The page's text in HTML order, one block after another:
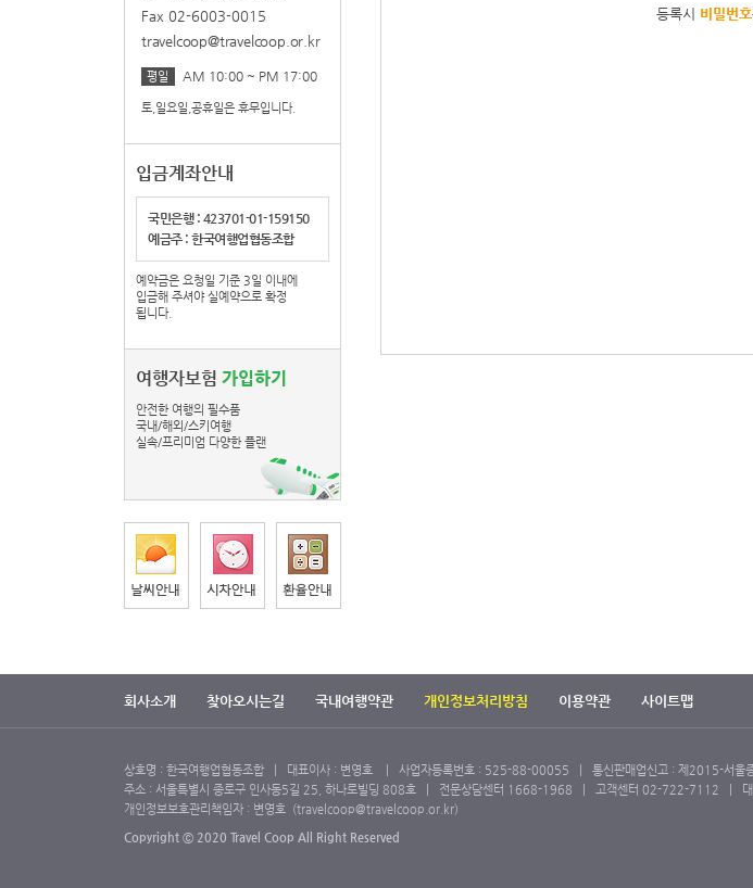
Fax 02-6003-0015
travelcoop@travelcoop.or.kr
평일 AM 10:00 ~ PM 17:00
토,일요일,공휴일은 휴무입니다.
입금계좌안내
국민은행 : 423701-01-159150
예금주 : 한국여행업협동조합
예약금은 요청일 기준 3일 이내에
입금해 주셔야 실예약으로 확정
됩니다.
여행자보험 가입하기
안전한 여행의 필수품
국내/해외/스키여행
실속/프리미엄 다양한 플랜
등록시 비밀번호
회사소개 찾아오시는길 국내여행약관 개인정보처리방침 이용약관 사이트맵
상호명 : 한국여행업협동조합 | 대표이사 : 변영호 | 사업자등록번호 : 525-88-00055 | 통신판매업신고 : 제2015-서
주소 : 서울특별시 종로구 인사동5길 25, 하나로빌딩 808호 | 전문상담센터 1668-1968 | 고객센터 02-722-7112
개인정보보호관리책임자 : 변영호 (travelcoop@travelcoop.or.kr)
Copyright ⓒ 2020 Travel Coop All Right Reserved